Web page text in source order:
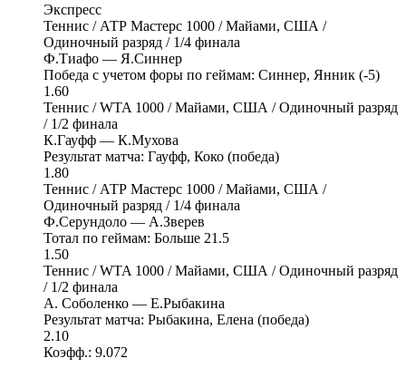
Экспресс
Теннис / АТР Мастерс 1000 / Майами, США /
Одиночный разряд / 1/4 финала
Ф.Тиафо — Я.Синнер
Победа с учетом форы по геймам: Синнер, Янник (-5)
1.60
Теннис / WTA 1000 / Майами, США / Одиночный разряд
/ 1/2 финала
К.Гауфф — К.Мухова
Результат матча: Гауфф, Коко (победа)
1.80
Теннис / АТР Мастерс 1000 / Майами, США /
Одиночный разряд / 1/4 финала
Ф.Серундоло — А.Зверев
Тотал по геймам: Больше 21.5
1.50
Теннис / WTA 1000 / Майами, США / Одиночный разряд
/ 1/2 финала
A. Соболенко — Е.Рыбакина
Результат матча: Рыбакина, Елена (победа)
2.10
Коэфф.: 9.072